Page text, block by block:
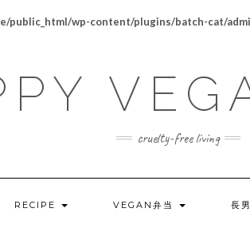
public_html/wp-content/plugins/batch-cat/
cruelty-free living
RECIPE VEGAN弁当 長